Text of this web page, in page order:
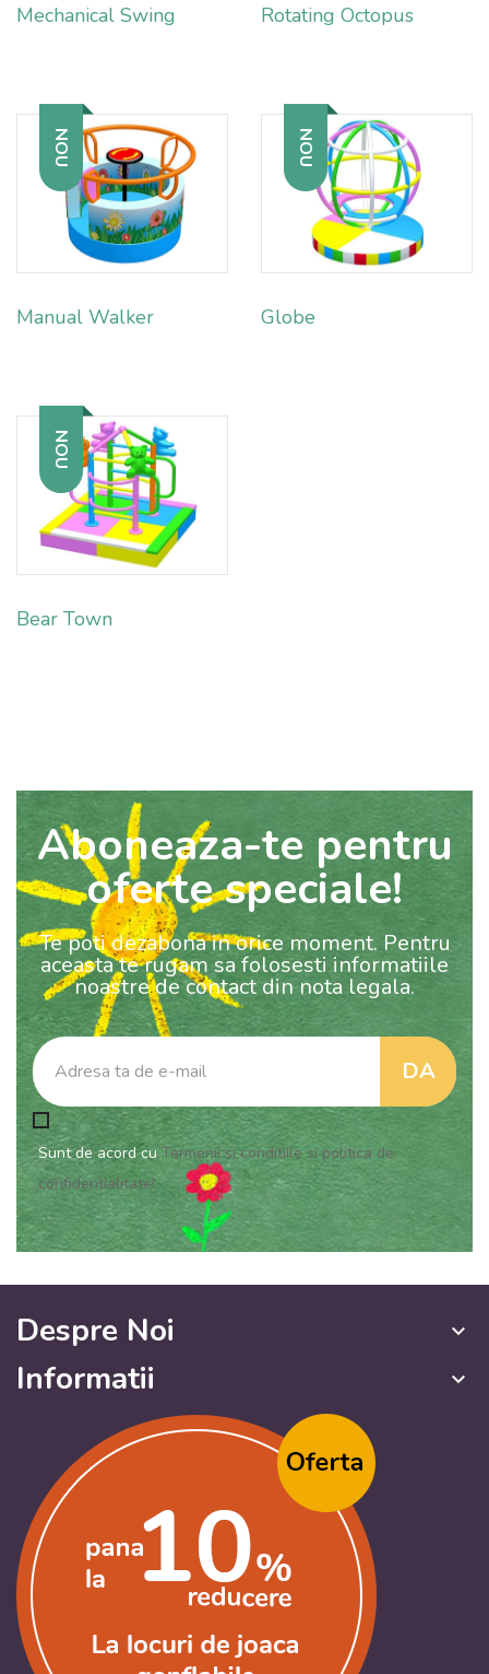
Mechanical Swing Rotating Octopus
NOU
Manual Walker
NOU
Globe
NOU
Bear Town
Aboneaza-te pentru
oferte speciale!
Te poti dezabona in orice moment. Pentru
aceasta te rugam sa folosesti informatiile
noastre de contact din nota legala.
Sunt de acord cuTermenii si conditiile si politica de
confidentialitate!
Despre Noi keyboard_arrow_down
Informatii keyboard_arrow_down